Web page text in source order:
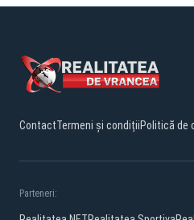
ContactTermeni și condițiiPolitică de
Parteneri: